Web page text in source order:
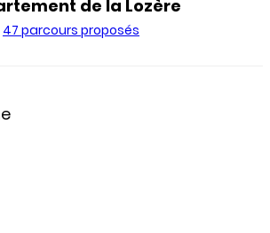
de la Lozère
47 parcours proposés